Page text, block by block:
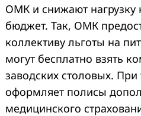
ОМК и снижают нагрузку
бюджет. Так, ОМК
коллективу льготы на
могут бесплатно взять
заводских столовых.
оформляет полисы
медицинского